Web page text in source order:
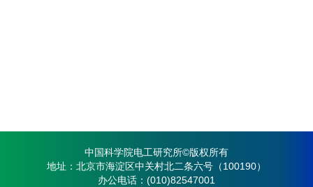
中国科学院电工研究所©版权所有
地址：北京市海淀区中关村北二条六号（100190）
办公电话：(010)82547001